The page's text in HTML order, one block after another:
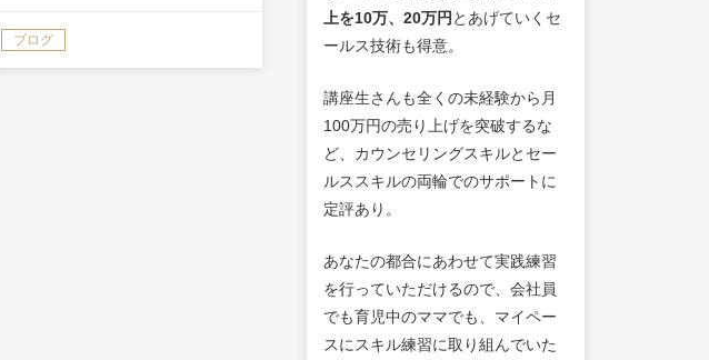
き）です。 20年間、うつ・パニッ
ク障害や人間関係の悩みを乗り越
ブログ
上を10万、20万円 とあげていくセ
ールス技術も得意。
講座生さんも全くの未経験から月
100万円の売り上げを突破するな
ど、カウンセリングスキルとセー
ルススキルの両輪でのサポートに
定評あり。
あなたの都合にあわせて実践練習
を行っていただけるので、会社員
でも育児中のママでも、マイペー
スにスキル練習に取り組んでいた